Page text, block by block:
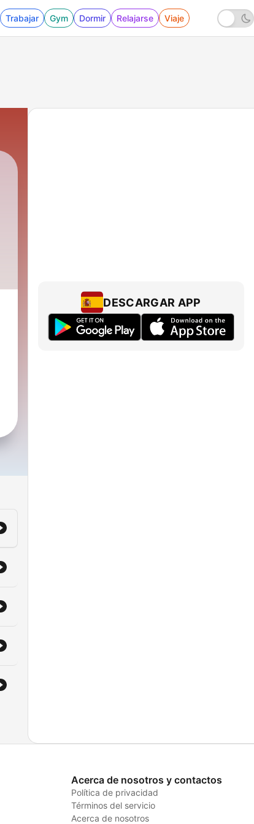
Trabajar Gym Dormir Relajarse Viaje
DESCARGAR APP
Acerca de nosotros y contactos
Política de privacidad
Términos del servicio
Acerca de nosotros